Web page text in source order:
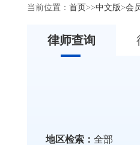
当前位置： 首页>>中文版>会
律师查询
地区检索： 全部